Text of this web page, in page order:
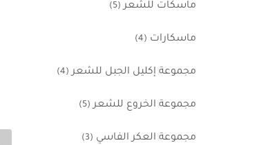
ماسكات للشعر (5)
ماسكارات (4)
مجموعة إكليل الجبل للشعر (4)
مجموعة الخروع للشعر (5)
مجموعة العكر الفاسي (3)